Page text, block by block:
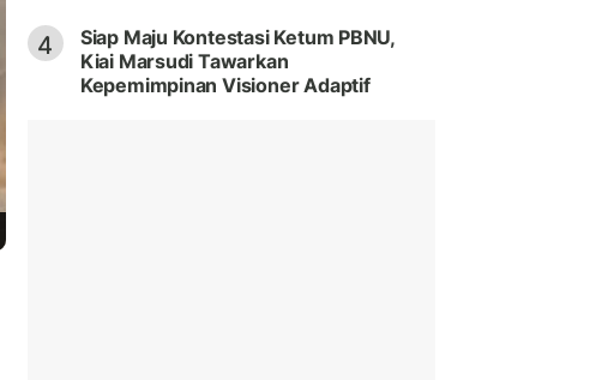
4
Siap Maju Kontestasi Ketum PBNU,
Kiai Marsudi Tawarkan
Kepemimpinan Visioner Adaptif